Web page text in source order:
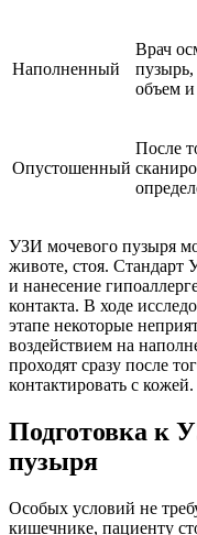
Наполненный
Врач
пузырь,
объем
Опустошенный
После
УЗИ мочевого пузыря
животе, стоя. Стандарт
и нанесение
контакта. В ходе
этапе некоторые
воздействием на
проходят сразу после
контактировать с кожей.
Подготовка к
пузыря
Особых условий не
кишечнике, пациенту